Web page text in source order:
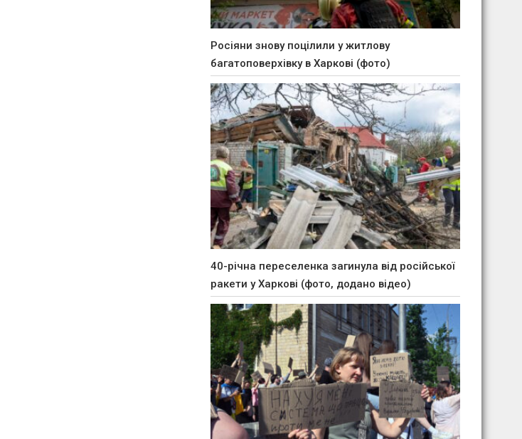
Росіяни знову поцілили у житлову
багатоповерхівку в Харкові (фото)
40-річна переселенка загинула від російської
ракети у Харкові (фото, додано відео)